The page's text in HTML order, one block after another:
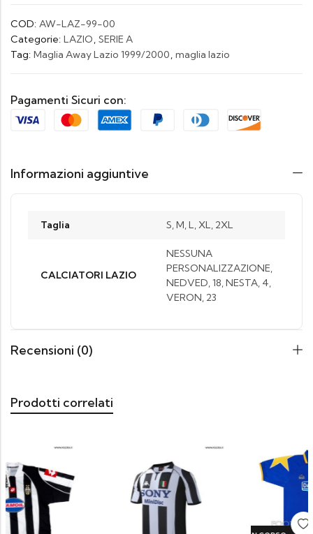
COD: AW-LAZ-99-00
Categorie: LAZIO, SERIE A
Tag: Maglia Away Lazio 1999/2000, maglia lazio
Pagamenti Sicuri con:
Informazioni aggiuntive
Taglia S, M, L, XL, 2XL
CALCIATORI LAZIO
NESSUNA
PERSONALIZZAZIONE,
NEDVED, 18, NESTA, 4,
VERON, 23
Recensioni (0)
Prodotti correlati